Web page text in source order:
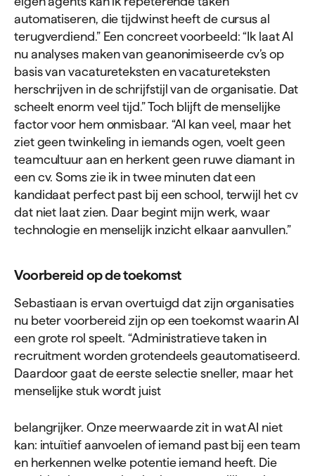
automatiseren, die tijdwinst heeft de cursus al
terugverdiend.” Een concreet voorbeeld: “Ik laat AI
nu analyses maken van geanonimiseerde cv’s op
basis van vacatureteksten en vacatureteksten
herschrijven in de schrijfstijl van de organisatie. Dat
scheelt enorm veel tijd.” Toch blijft de menselijke
factor voor hem onmisbaar. “AI kan veel, maar het
ziet geen twinkeling in iemands ogen, voelt geen
teamcultuur aan en herkent geen ruwe diamant in
een cv. Soms zie ik in twee minuten dat een
kandidaat perfect past bij een school, terwijl het cv
dat niet laat zien. Daar begint mijn werk, waar
technologie en menselijk inzicht elkaar aanvullen.”
Voor­bereid op de toekomst
Sebastiaan is ervan overtuigd dat zijn organisaties
nu beter voorbereid zijn op een toekomst waarin AI
een grote rol speelt. “Administratieve taken in
recruitment worden grotendeels geautomatiseerd.
Daardoor gaat de eerste selectie sneller, maar het
menselijke stuk wordt juist
belangrijker. Onze meerwaarde zit in wat AI niet
kan: intuïtief aanvoelen of iemand past bij een team
en herkennen welke potentie iemand heeft. Die